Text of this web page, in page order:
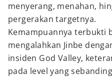
menyerang, menahan,
pergerakan targetnya.
Kemampuannya terbukti
mengalahkan Jinbe
insiden God Valley,
pada level yang